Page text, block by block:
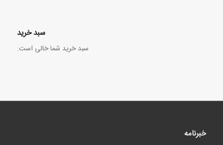
سبد خرید
سبد خرید شما خالی است.
خبرنامه